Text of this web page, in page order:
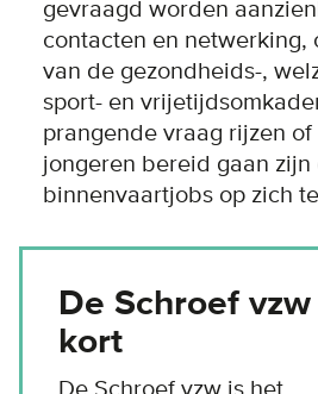
gevraagd worden
contacten en netwerking,
van de gezondheids-,
sport- en
prangende vraag rijzen
jongeren bereid gaan zijn
binnenvaartjobs op zich
De Schroef
kort